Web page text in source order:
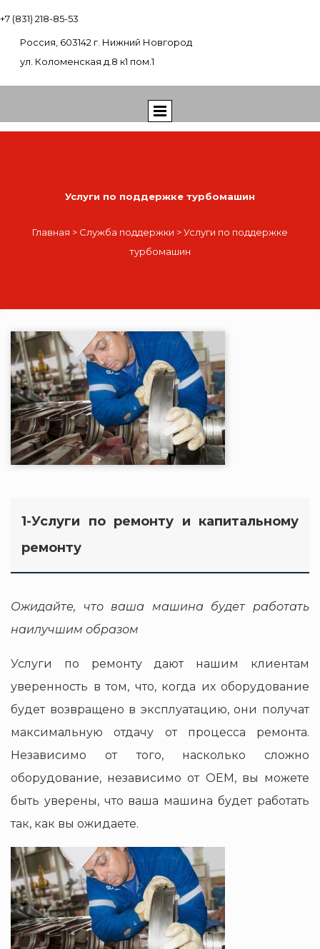
+7 (831) 218-85-53
Россия, 603142 г. Нижний Новгород
ул. Коломенская д.8 к1 пом.1
Услуги по поддержке турбомашин
Главная > Служба поддержки > Услуги по поддержке
турбомашин
1-Услуги по ремонту и капитальному
ремонту
Ожидайте, что ваша машина будет работать
наилучшим образом
Услуги по ремонту дают нашим клиентам
уверенность в том, что, когда их оборудование
будет возвращено в эксплуатацию, они получат
максимальную отдачу от процесса ремонта.
Независимо от того, насколько сложно
оборудование, независимо от OEM, вы можете
быть уверены, что ваша машина будет работать
так, как вы ожидаете.